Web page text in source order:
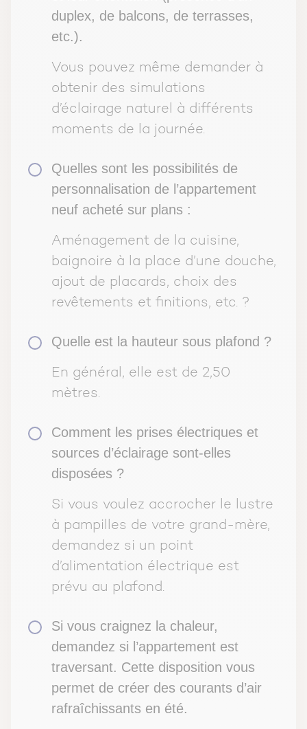
duplex, de balcons, de terrasses,
etc.).
Vous pouvez même demander à
obtenir des simulations
d’éclairage naturel à différents
moments de la journée.
Quelles sont les possibilités de
personnalisation de l’appartement
neuf acheté sur plans :
Aménagement de la cuisine,
baignoire à la place d’une douche,
ajout de placards, choix des
revêtements et finitions, etc. ?
Quelle est la hauteur sous plafond ?
En général, elle est de 2,50
mètres.
Comment les prises électriques et
sources d’éclairage sont-elles
disposées ?
Si vous voulez accrocher le lustre
à pampilles de votre grand-mère,
demandez si un point
d’alimentation électrique est
prévu au plafond.
Si vous craignez la chaleur,
demandez si l’appartement est
traversant. Cette disposition vous
permet de créer des courants d’air
rafraîchissants en été.